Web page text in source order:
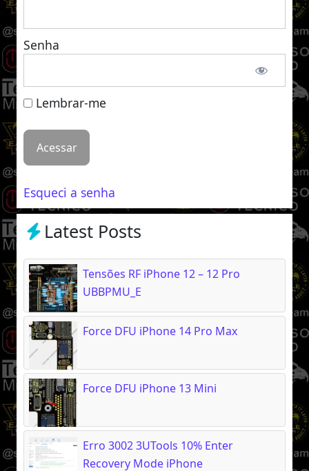
Senha
Lembrar-me
Esqueci a senha
Latest Posts
Tensões RF iPhone 12 – 12 Pro
UBBPMU_E
Force DFU iPhone 14 Pro Max
Force DFU iPhone 13 Mini
Erro 3002 3UTools 10% Enter
Recovery Mode iPhone